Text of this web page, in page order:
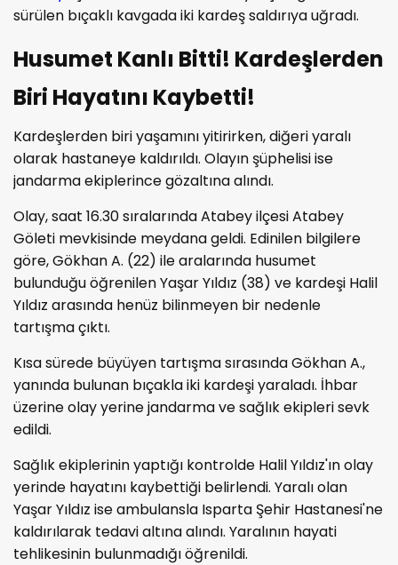
sürülen bıçaklı kavgada iki kardeş saldırıya uğradı.
Husumet Kanlı Bitti! Kardeşlerden
Biri Hayatını Kaybetti!
Kardeşlerden biri yaşamını yitirirken, diğeri yaralı
olarak hastaneye kaldırıldı. Olayın şüphelisi ise
jandarma ekiplerince gözaltına alındı.
Olay, saat 16.30 sıralarında Atabey ilçesi Atabey
Göleti mevkisinde meydana geldi. Edinilen bilgilere
göre, Gökhan A. (22) ile aralarında husumet
bulunduğu öğrenilen Yaşar Yıldız (38) ve kardeşi Halil
Yıldız arasında henüz bilinmeyen bir nedenle
tartışma çıktı.
Kısa sürede büyüyen tartışma sırasında Gökhan A.,
yanında bulunan bıçakla iki kardeşi yaraladı. İhbar
üzerine olay yerine jandarma ve sağlık ekipleri sevk
edildi.
Sağlık ekiplerinin yaptığı kontrolde Halil Yıldız'ın olay
yerinde hayatını kaybettiği belirlendi. Yaralı olan
Yaşar Yıldız ise ambulansla Isparta Şehir Hastanesi'ne
kaldırılarak tedavi altına alındı. Yaralının hayati
tehlikesinin bulunmadığı öğrenildi.